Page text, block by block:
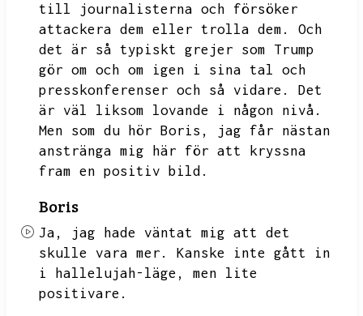
till journalisterna och försöker
attackera dem eller trolla dem.
Och
det är så typiskt grejer som Trump
gör om och om igen i sina tal och
presskonferenser och så vidare.
Det
är väl liksom lovande i någon nivå.
Men som du hör Boris,
jag får nästan
anstränga mig här för att kryssna
fram en positiv bild.
Boris
Ja,
jag hade väntat mig att det
skulle vara mer.
Kanske inte gått in
i hallelujah-läge,
men lite
positivare.